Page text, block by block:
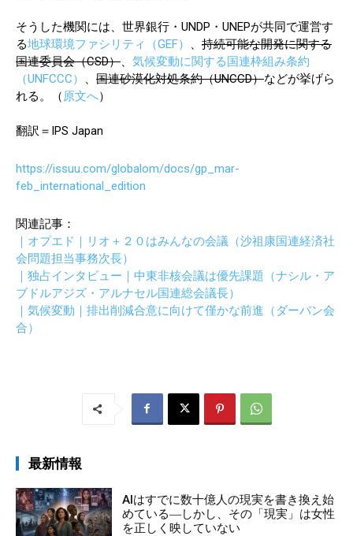
そうした機関には、世界銀行・UNDP・UNEPが共同で運営す
る地球環境ファシリティ（GEF） 、 持続可能な開発に関する
国連委員会（CSD）、 気候変動に関する国連枠組み条約
（UNFCCC）
、 国連砂漠化対処条約（UNCCD）などが挙げら
れる。（原文へ）
翻訳＝IPS Japan
https://issuu.com/globalom/docs/gp_mar-
feb_international_edition
関連記事：
｜オプエド｜リオ＋２０はみんなの会議（沙祖康国連経済社
会問題担当事務次長）
｜独占インタビュー｜中東非核会議は優先課題（ナシル・ア
ブドルアジズ・アルナセル国連総会議長）
｜気候変動｜排出削減合意に向けて僅かな前進（ダーバン会
合）
最新情報
AIはすでに数十億人の現実を書き換え始
めている―しかし、その「現実」は女性
を正しく映していない